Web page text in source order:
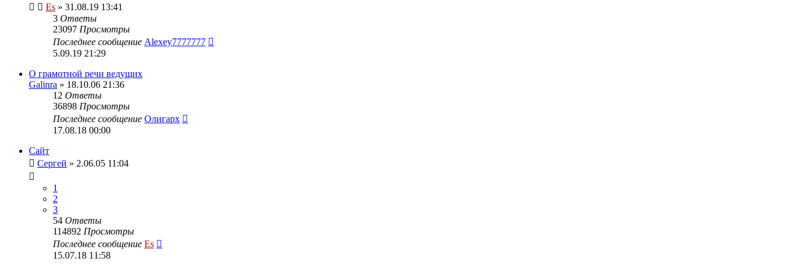
Es » 31.08.19 13:41
3 Ответы
23097 Просмотры
Последнее сообщение Alexey7777777
5.09.19 21:29
О грамотной речи ведущих
Galinra » 18.10.06 21:36
12 Ответы
36898 Просмотры
Последнее сообщение Олигарх
17.08.18 00:00
Сайт
Сергей » 2.06.05 11:04
1
2
3
54 Ответы
114892 Просмотры
Последнее сообщение Es
15.07.18 11:58